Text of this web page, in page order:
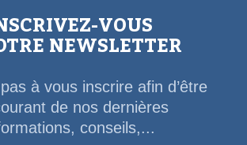
VOUS
NEWSLETTER
pas à vous inscrire afin d’être
de nos dernières
conseils,...